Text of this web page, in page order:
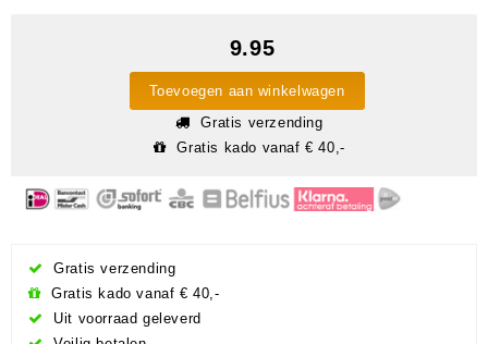
9.95
Toevoegen aan winkelwagen
Gratis verzending
Gratis kado vanaf € 40,-
Gratis verzending
Gratis kado vanaf € 40,-
Uit voorraad geleverd